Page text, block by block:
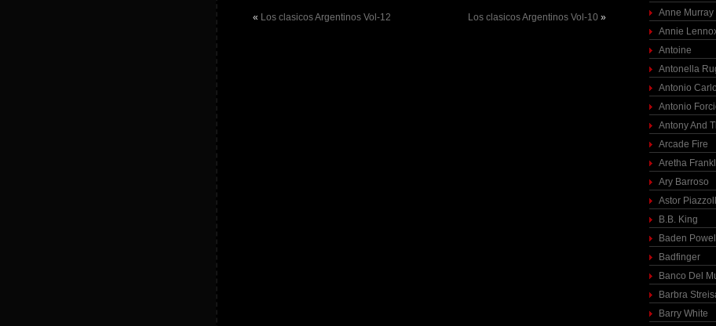
« Los clasicos Argentinos Vol-12 Los clasicos Argentinos Vol-10 »
Anne Murray
Annie
Antoine
Antonella
Antonio
Antonio
Antony And
Arcade Fire
Aretha
Ary Barroso
Astor
B.B. King
Baden Powell
Badfinger
Banco Del
Barbra
Barry White